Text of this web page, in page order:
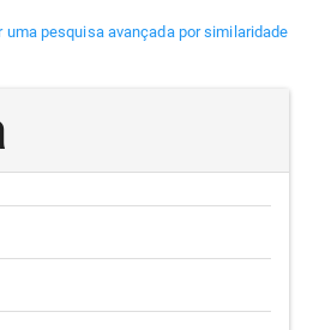
uma pesquisa avançada por similaridade